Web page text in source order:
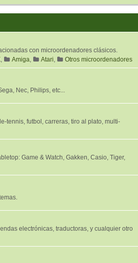
con microordenadores clásicos.
, Amiga, Atari, Otros microordenadores
Nec, Philips, etc...
tennis, futbol, carreras, tiro al plato, multi-
Game & Watch, Gakken, Casio, Tiger,
electrónicas, traductoras, y cualquier otro